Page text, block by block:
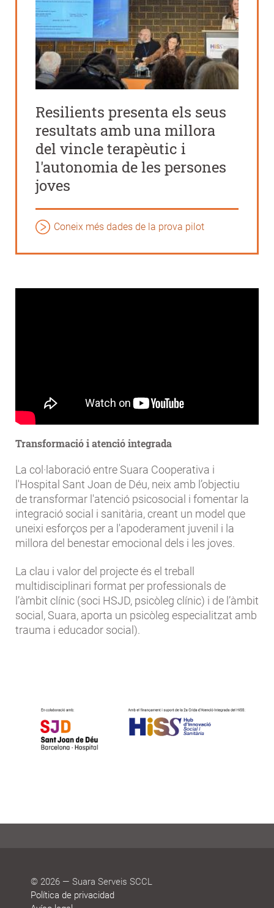
Resilients presenta els seus
resultats amb una millora
del vincle terapèutic i
l'autonomia de les persones
joves
Coneix més dades de la prova pilot
Transformació i atenció integrada
La col·laboració entre Suara Cooperativa i
l'Hospital Sant Joan de Déu, neix amb l’objectiu
de transformar l'atenció psicosocial i fomentar la
integració social i sanitària, creant un model que
uneixi esforços per a l'apoderament juvenil i la
millora del benestar emocional dels i les joves.
La clau i valor del projecte és el treball
multidisciplinari format per professionals de
l’àmbit clínic (soci HSJD, psicòleg clínic) i de l’àmbit
social, Suara, aporta un psicòleg especialitzat amb
trauma i educador social).
© 2026 — Suara Serveis SCCL
Política de privacidad